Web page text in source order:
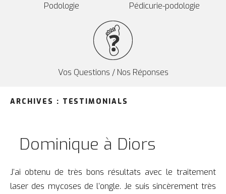
Podologie Pédicurie-podologie
Vos Questions / Nos Réponses
ARCHIVES : TESTIMONIALS
Dominique à Diors
J’ai obtenu de très bons résultats avec le traitement
laser des mycoses de l’ongle. Je suis sincèrement très